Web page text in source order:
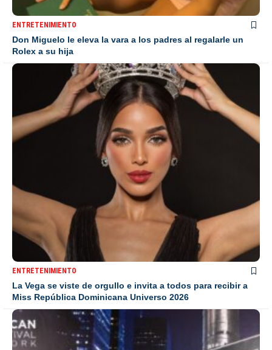
ENTRETENIMIENTO
Don Miguelo le eleva la vara a los padres al regalarle un
Rolex a su hija
ENTRETENIMIENTO
La Vega se viste de orgullo e invita a todos para recibir a
Miss República Dominicana Universo 2026